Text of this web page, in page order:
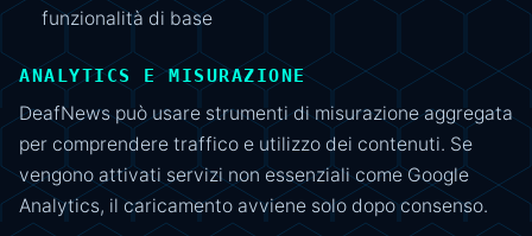
funzionalità di base
ANALYTICS E MISURAZIONE
DeafNews può usare strumenti di misurazione aggregata
per comprendere traffico e utilizzo dei contenuti. Se
vengono attivati servizi non essenziali come Google
Analytics, il caricamento avviene solo dopo consenso.